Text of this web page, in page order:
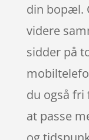
din bopæl.
videre
sidder på
du også fri
at passe